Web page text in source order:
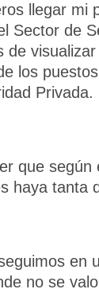
llegar mi
Sector de
de
los
Privada.
que según
haya tanta
en
no se